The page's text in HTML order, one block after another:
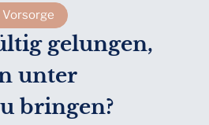
Vorsorge
gelungen,
unter
bringen?